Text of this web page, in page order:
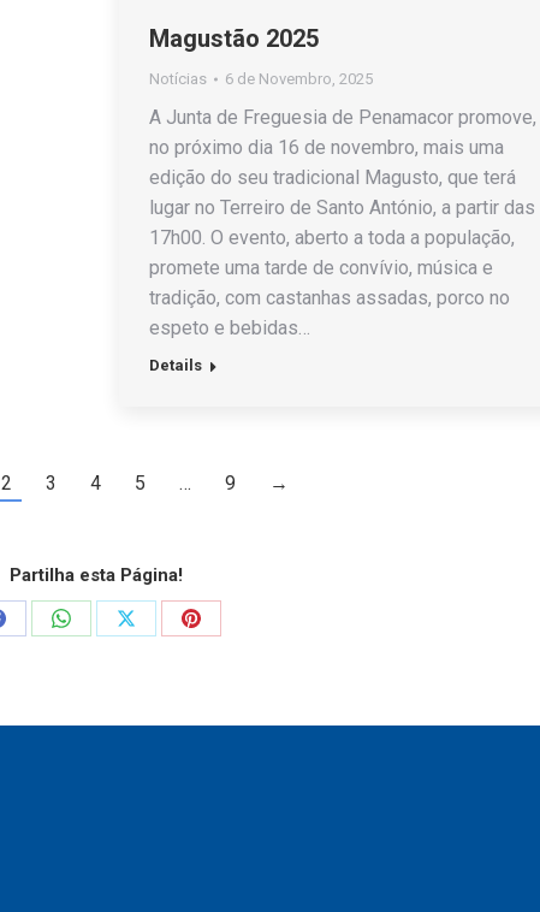
Magustão 2025
Notícias 6 de Novembro, 2025
A Junta de Freguesia de Penamacor promove,
no próximo dia 16 de novembro, mais uma
edição do seu tradicional Magusto, que terá
lugar no Terreiro de Santo António, a partir das
17h00. O evento, aberto a toda a população,
promete uma tarde de convívio, música e
tradição, com castanhas assadas, porco no
espeto e bebidas…
Details
2 3 4 5 … 9 →
Partilha esta Página!